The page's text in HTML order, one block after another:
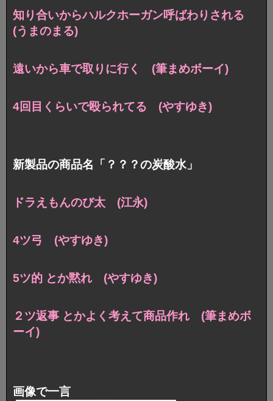
知り合いからハルクホーガン呼ばわりされる
(うまのまる)
遠いから車で取りに行く (筆まめボーイ)
4回目くらいで殴られてる (やすゆき)
新製品の商品名「？？？の炭酸水」
ドラえもんのび太 (江永)
4ツ弓 (やすゆき)
5ツ的 とか黙れ (やすゆき)
２ツ返事 とかよく考えて商品作れ (筆まめボ
ーイ)
画像で一言